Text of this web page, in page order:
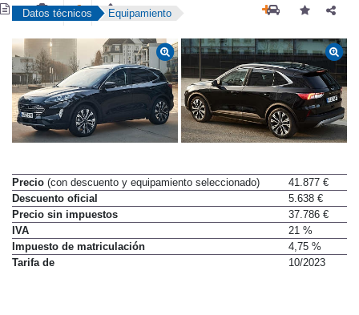
Datos técnicos Equipamiento
Precio (con descuento y equipamiento seleccionado)
41.877 €
Descuento oficial
5.638 €
Precio sin impuestos
37.786 €
IVA
21 %
Impuesto de matriculación
4,75 %
Tarifa de
10/2023